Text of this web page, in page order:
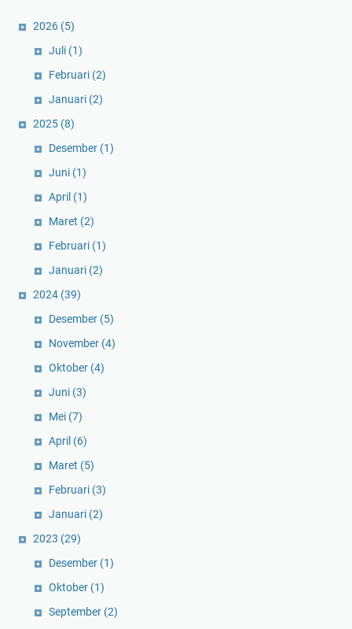
2026 (5)
Juli (1)
Februari (2)
Januari (2)
2025 (8)
Desember (1)
Juni (1)
April (1)
Maret (2)
Februari (1)
Januari (2)
2024 (39)
Desember (5)
November (4)
Oktober (4)
Juni (3)
Mei (7)
April (6)
Maret (5)
Februari (3)
Januari (2)
2023 (29)
Desember (1)
Oktober (1)
September (2)